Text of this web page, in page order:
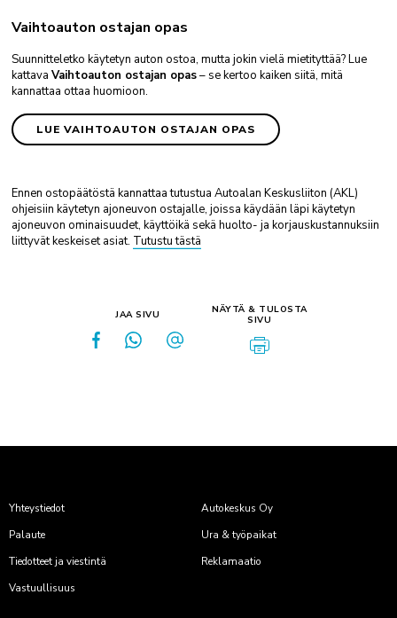
Vaihtoauton ostajan opas
Suunnitteletko käytetyn auton ostoa, mutta jokin vielä mietityttää? Lue
kattava Vaihtoauton ostajan opas– se kertoo kaiken siitä, mitä
kannattaa ottaa huomioon.
LUE VAIHTOAUTON OSTAJAN OPAS
Ennen ostopäätöstä kannattaa tutustua Autoalan Keskusliiton (AKL)
ohjeisiin käytetyn ajoneuvon ostajalle, joissa käydään läpi käytetyn
ajoneuvon ominaisuudet, käyttöikä sekä huolto- ja korjauskustannuksiin
liittyvät keskeiset asiat. Tutustu tästä
JAA SIVU
NÄYTÄ & TULOSTA
SIVU
Yhteystiedot
Autokeskus Oy
Palaute
Ura & työpaikat
Tiedotteet ja viestintä
Reklamaatio
Vastuullisuus